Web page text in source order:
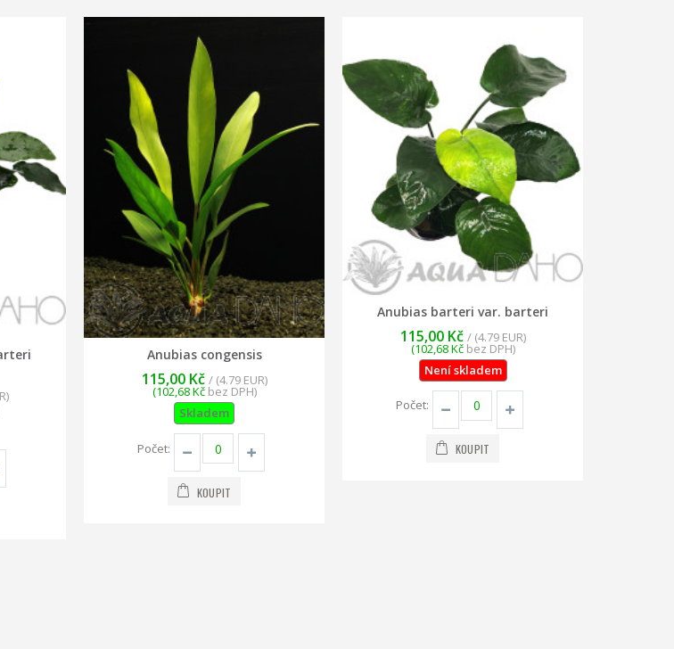
Anubias congensis
115,00 Kč / (4.79 EUR)
(102,68 Kčbez DPH)
Skladem
Počet:
KOUPIT
Anubias barteri var. barteri
115,00 Kč / (4.79 EUR)
(102,68 Kčbez DPH)
Není skladem
Počet:
KOUPIT